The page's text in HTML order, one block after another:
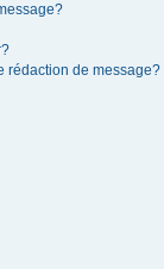
rédaction de message?